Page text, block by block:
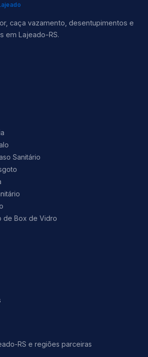
caça vazamento, desentupimentos e
em Lajeado-RS.
Sanitário
de Box de Vidro
RS e regiões parceiras